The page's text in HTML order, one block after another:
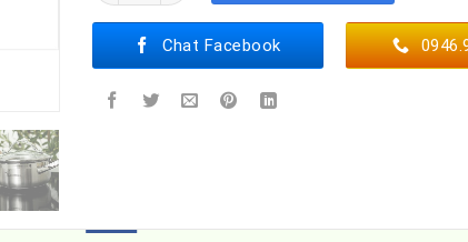
Chat Facebook